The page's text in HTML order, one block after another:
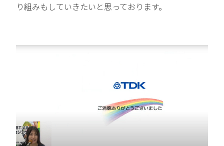
り組みもしていきたいと思っております。